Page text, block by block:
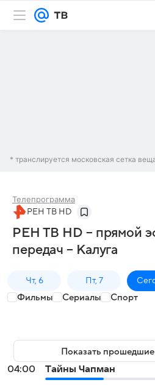
* транслируется московская сетка
Телепрограмма
РЕН ТВ HD
РЕН ТВ HD – прямой
передач – Калуга
Чт, 6 Пт, 7
Фильмы Сериалы Спорт
Показать прошедшие
04:00 Тaйны Чапман